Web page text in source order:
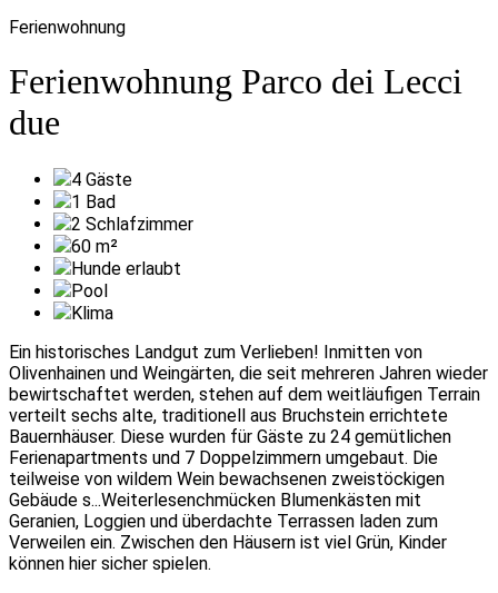
Ferienwohnung
Ferienwohnung Parco dei Lecci
due
4 Gäste
1 Bad
2 Schlafzimmer
60 m²
Hunde erlaubt
Pool
Klima
Ein historisches Landgut zum Verlieben! Inmitten von
Olivenhainen und Weingärten, die seit mehreren Jahren wieder
bewirtschaftet werden, stehen auf dem weitläufigen Terrain
verteilt sechs alte, traditionell aus Bruchstein errichtete
Bauernhäuser. Diese wurden für Gäste zu 24 gemütlichen
Ferienapartments und 7 Doppelzimmern umgebaut. Die
teilweise von wildem Wein bewachsenen zweistöckigen
Gebäude s...Weiterlesenchmücken Blumenkästen mit
Geranien, Loggien und überdachte Terrassen laden zum
Verweilen ein. Zwischen den Häusern ist viel Grün, Kinder
können hier sicher spielen.